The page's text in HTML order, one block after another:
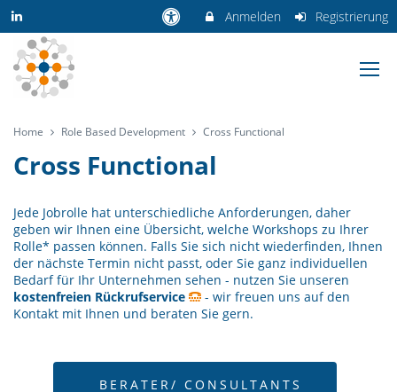
Anmelden Registrierung
Home Role Based Development Cross Functional
Cross Functional
Jede Jobrolle hat unterschiedliche Anforderungen, daher
geben wir Ihnen eine Übersicht, welche Workshops zu Ihrer
Rolle* passen können. Falls Sie sich nicht wiederfinden, Ihnen
der nächste Termin nicht passt, oder Sie ganz individuellen
Bedarf für Ihr Unternehmen sehen - nutzen Sie unseren
kostenfreien Rückrufservice
- wir freuen uns auf den
Kontakt mit Ihnen und beraten Sie gern.
BERATER/ CONSULTANTS